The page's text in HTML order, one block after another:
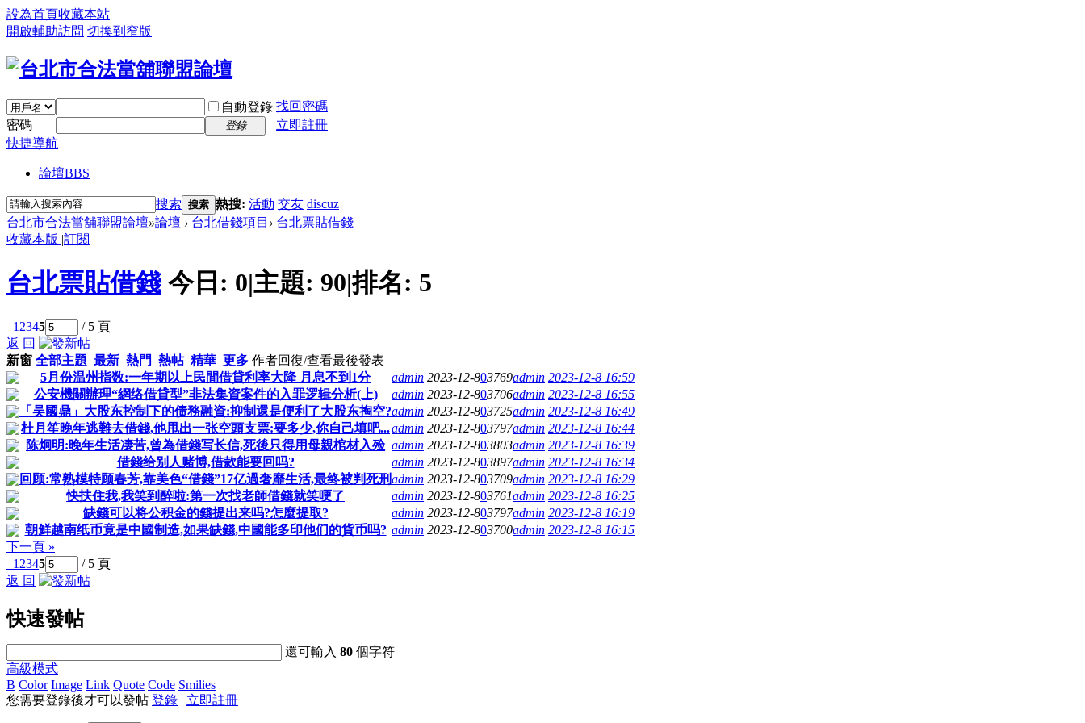
設為首頁收藏本站
開啟輔助訪問 切換到窄版
自動登錄 找回密碼
密碼
登錄
立即註冊
快捷導航
論壇BBS
搜索 搜索 熱搜: 活動 交友 discuz
台北市合法當舖聯盟論壇»論壇 › 台北借錢項目 › 台北票貼借錢
收藏本版 |訂閱
台北票貼借錢 今日: 0|主題: 90|排名: 5
1 2345
/ 5 頁
返 回
新窗 全部主題 最新 熱門 熱帖 精華 更多 作者回復/查看最後發表
5月份温州指数:一年期以上民間借貸利率大降 月息不到1分
admin 2023-12-803769admin 2023-12-8 16:59
公安機關辦理“網络借貸型”非法集資案件的入罪逻辑分析(上)
admin 2023-12-803706admin 2023-12-8 16:55
「吴國鼎」大股东控制下的债務融資:抑制還是便利了大股东掏空?admin 2023-12-803725admin 2023-12-8 16:49
杜月笙晚年逃難去借錢,他甩出一张空頭支票:要多少,你自己填吧...admin 2023-12-803797admin 2023-12-8 16:44
陈炯明:晚年生活凄苦,曾為借錢写长信,死後只得用母親棺材入殓 admin 2023-12-803803admin 2023-12-8 16:39
借錢给别人赌博,借款能要回吗?
admin 2023-12-803897admin 2023-12-8 16:34
回顾:常熟模特顾春芳,靠美色“借錢”17亿過奢靡生活,最终被判死刑admin 2023-12-803709admin 2023-12-8 16:29
快扶住我,我笑到醉啦:第一次找老師借錢就笑哽了
admin 2023-12-803761admin 2023-12-8 16:25
缺錢可以将公积金的錢提出来吗?怎麼提取?
admin 2023-12-803797admin 2023-12-8 16:19
朝鲜越南纸币竟是中國制造,如果缺錢,中國能多印他们的貨币吗? admin 2023-12-803700admin 2023-12-8 16:15
下一頁 »
1 2345
/ 5 頁
返 回
快速發帖
還可輸入80 個字符
高級模式
B Color Image Link Quote Code Smilies
您需要登錄後才可以發帖 登錄 | 立即註冊